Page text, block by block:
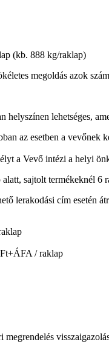
(kb. 888 kg/raklap)
megoldás azok
helyszínen lehetséges,
az esetben a
a Vevő intézi a helyi
sajtolt termékeknél
lerakodási cím esetén
/ raklap
megrendelés